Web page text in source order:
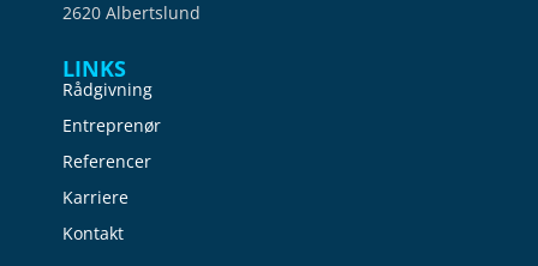
2620 Albertslund
LINKS
Rådgivning
Entreprenør
Referencer
Karriere
Kontakt